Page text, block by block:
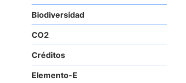
Biodiversidad
CO2
Créditos
Elemento-E